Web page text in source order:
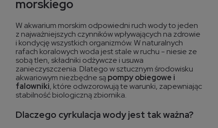
morskiego
W akwarium morskim odpowiedni ruch wody to jeden
z najważniejszych czynników wpływających na zdrowie
i kondycję wszystkich organizmów. W naturalnych
rafach koralowych woda jest stale w ruchu - niesie ze
sobą tlen, składniki odżywcze i usuwa
zanieczyszczenia. Dlatego w sztucznym środowisku
akwariowym niezbędne sąpompy obiegowe i
falowniki, które odwzorowują te warunki, zapewniając
stabilność biologiczną zbiornika.
Dlaczego cyrkulacja wody jest tak ważna?